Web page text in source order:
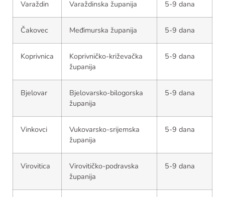
Varaždin Varaždinska županija 5-9 dana
Čakovec Međimurska županija 5-9 dana
Koprivnica
Koprivničko-križevačka
županija
5-9 dana
Bjelovar
Bjelovarsko-bilogorska
županija
5-9 dana
Vinkovci
Vukovarsko-srijemska
županija
5-9 dana
Virovitica
Virovitičko-podravska
županija
5-9 dana